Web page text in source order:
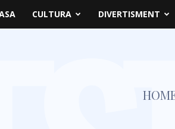
CULTURA DIVERTISMENT